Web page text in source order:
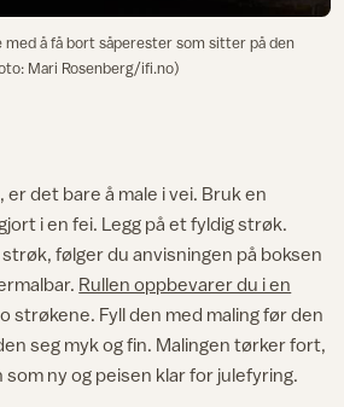
med å få bort såperester som sitter på den
Mari Rosenberg/ifi.no)
det bare å male i vei. Bruk en
i en fei. Legg på et fyldig strøk.
følger du anvisningen på boksen
Rullen oppbevarer du i en
strøkene. Fyll den med maling før den
seg myk og fin. Malingen tørker fort,
ny og peisen klar for julefyring.